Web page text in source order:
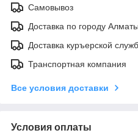
Самовывоз
Доставка по городу Алматы
Доставка куръерской
Транспортная компания
Все условия доставки
Условия оплаты